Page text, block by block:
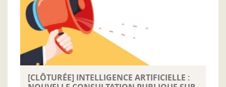
[CLÔTURÉE] INTELLIGENCE ARTIFICIELLE :